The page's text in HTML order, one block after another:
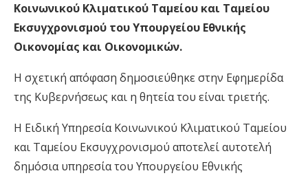
Κοινωνικού Κλιματικού Ταμείου και Ταμείου
Εκσυγχρονισμού του Υπουργείου Εθνικής
Οικονομίας και Οικονομικών.
Η σχετική απόφαση δημοσιεύθηκε στην Εφημερίδα
της Κυβερνήσεως και η θητεία του είναι τριετής.
Η Ειδική Υπηρεσία Κοινωνικού Κλιματικού Ταμείου
και Ταμείου Εκσυγχρονισμού αποτελεί αυτοτελή
δημόσια υπηρεσία του Υπουργείου Εθνικής